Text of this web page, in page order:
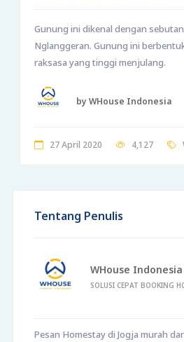
Gunung ini dikenal dengan
Nglanggeran. Gunung ini
raksasa yang tinggi menjulang.
by WHouse Indonesia
27 April 2020 4,127
Tentang Penulis
WHouse Indonesia
SOLUSI CEPAT BOOKING
Pesan Homestay di Jogja murah